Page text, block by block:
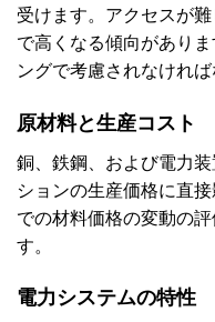
受けます。アクセスが
で高くなる傾向があり
ングで考慮されなければ
原材料と生産コスト
銅、鉄鋼、および電力
ションの生産価格に直
での材料価格の変動の
す。
電力システムの特性